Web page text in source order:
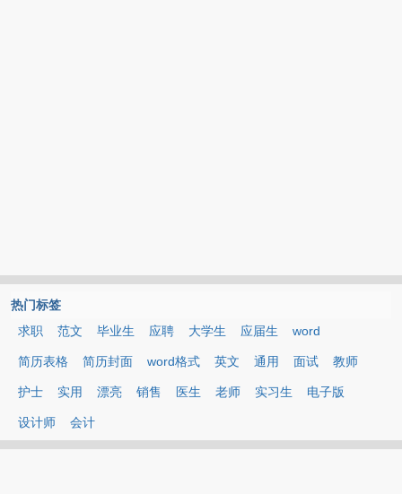
热门标签
求职
范文 毕业生 应聘 大学生 应届生 word
简历表格 简历封面 word格式 英文 通用 面试 教师
护士 实用 漂亮 销售 医生 老师 实习生 电子版
设计师 会计